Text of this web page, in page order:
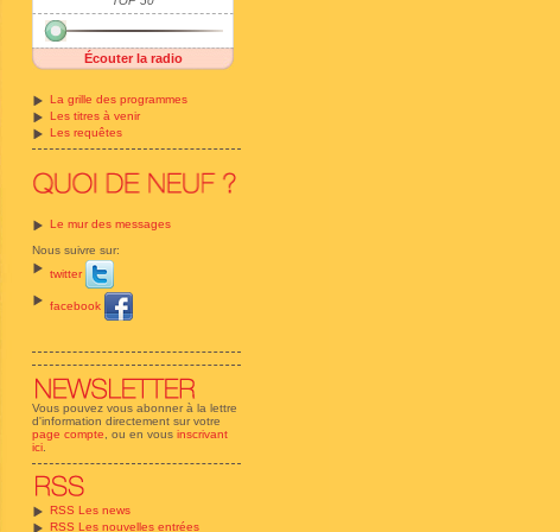
Écouter la radio
La grille des programmes
Les titres à venir
Les requêtes
Le mur des messages
Nous suivre sur:
twitter
facebook
Vous pouvez vous abonner à la lettre
d'information directement sur votre
page compte , ou en vous inscrivant
ici
RSS Les news
RSS Les nouvelles entrées